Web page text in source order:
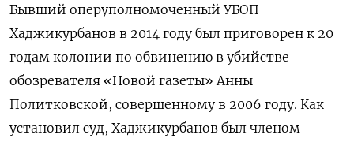
Бывший оперуполномоченный УБОП
Хаджикурбанов в 2014 году был приговорен к 20
годам колонии по обвинению в убийстве
обозревателя «Новой газеты» Анны
Политковской, совершенному в 2006 году. Как
установил суд, Хаджикурбанов был членом